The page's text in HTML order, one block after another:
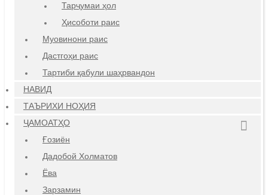
Тарҷумаи ҳол
Ҳисоботи раис
Муовинони раис
Дастгоҳи раис
Тартиби қабули шаҳрвандон
НАВИД
ТАЪРИХИ НОҲИЯ
ҶАМОАТҲО
Ғозиён
Дадобой Холматов
Ёва
Зарзамин